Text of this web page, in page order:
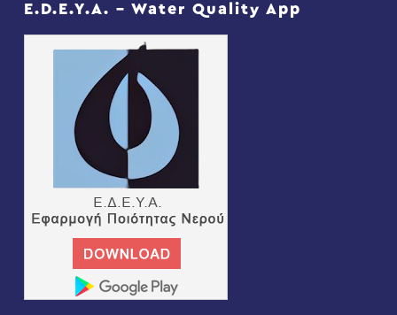
E.D.E.Y.A. – Water Quality App